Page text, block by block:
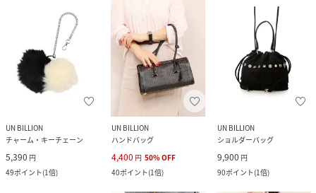
UN BILLION
チャーム・キーチェーン
5,390 円
49ポイント(1倍)
UN BILLION
ハンドバッグ
4,400 円 50%OFF
40ポイント(1倍)
UN BILLION
ショルダーバッグ
9,900 円
90ポイント(1倍)